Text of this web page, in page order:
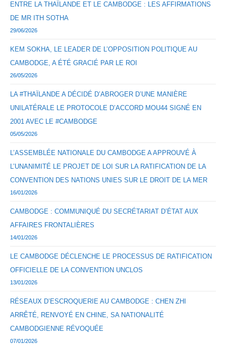
ENTRE LA THAÏLANDE ET LE CAMBODGE : LES AFFIRMATIONS
DE MR ITH SOTHA
29/06/2026
KEM SOKHA, LE LEADER DE L’OPPOSITION POLITIQUE AU
CAMBODGE, A ÉTÉ GRACIÉ PAR LE ROI
26/05/2026
LA #THAÏLANDE A DÉCIDÉ D’ABROGER D’UNE MANIÈRE
UNILATÉRALE LE PROTOCOLE D’ACCORD MOU44 SIGNÉ EN
2001 AVEC LE #CAMBODGE
05/05/2026
L’ASSEMBLÉE NATIONALE DU CAMBODGE A APPROUVÉ À
L’UNANIMITÉ LE PROJET DE LOI SUR LA RATIFICATION DE LA
CONVENTION DES NATIONS UNIES SUR LE DROIT DE LA MER
16/01/2026
CAMBODGE : COMMUNIQUÉ DU SECRÉTARIAT D’ÉTAT AUX
AFFAIRES FRONTALIÈRES
14/01/2026
LE CAMBODGE DÉCLENCHE LE PROCESSUS DE RATIFICATION
OFFICIELLE DE LA CONVENTION UNCLOS
13/01/2026
RÉSEAUX D’ESCROQUERIE AU CAMBODGE : CHEN ZHI
ARRÊTÉ, RENVOYÉ EN CHINE, SA NATIONALITÉ
CAMBODGIENNE RÉVOQUÉE
07/01/2026